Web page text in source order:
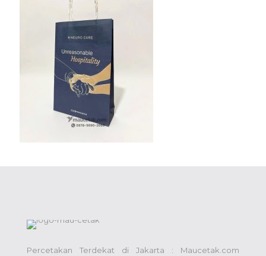
Percetakan Terdekat di Jakarta : Maucetak.com